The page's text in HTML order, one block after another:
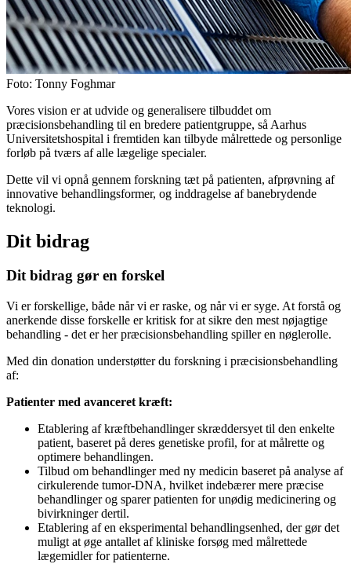
Foto: Tonny Foghmar
Vores vision er at udvide og generalisere tilbuddet om
præcisionsbehandling til en bredere patientgruppe, så Aarhus
Universitetshospital i fremtiden kan tilbyde målrettede og personlige
forløb på tværs af alle lægelige specialer.
Dette vil vi opnå gennem forskning tæt på patienten, afprøvning af
innovative behandlingsformer, og inddragelse af banebrydende
teknologi.
Dit bidrag
Dit bidrag gør en forskel
Vi er forskellige, både når vi er raske, og når vi er syge. At forstå og
anerkende disse forskelle er kritisk for at sikre den mest nøjagtige
behandling - det er her præcisionsbehandling spiller en nøglerolle.
Med din donation understøtter du forskning i præcisionsbehandling
af:
Patienter med avanceret kræft:
Etablering af kræftbehandlinger skræddersyet til den enkelte
patient, baseret på deres genetiske profil, for at målrette og
optimere behandlingen.
Tilbud om behandlinger med ny medicin baseret på analyse af
cirkulerende tumor-DNA, hvilket indebærer mere præcise
behandlinger og sparer patienten for unødig medicinering og
bivirkninger dertil.
Etablering af en eksperimental behandlingsenhed, der gør det
muligt at øge antallet af kliniske forsøg med målrettede
lægemidler for patienterne.